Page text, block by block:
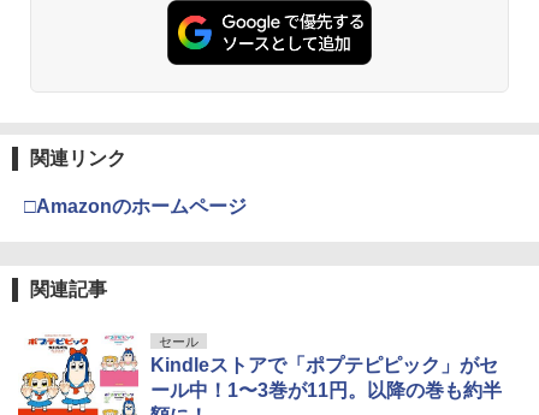
関連リンク
□Amazonのホームページ
関連記事
セール
Kindleストアで「ポプテピピック」がセ
ール中！1〜3巻が11円。以降の巻も約半